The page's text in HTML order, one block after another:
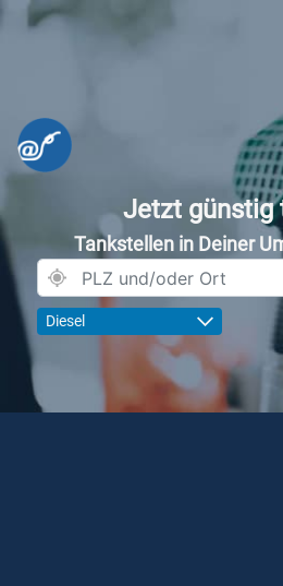
Jetzt günstig
Tankstellen in Deiner
Diesel